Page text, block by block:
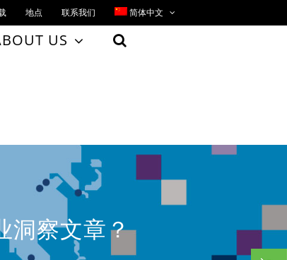
地点 联系我们 简体中文
US
洞察文章？